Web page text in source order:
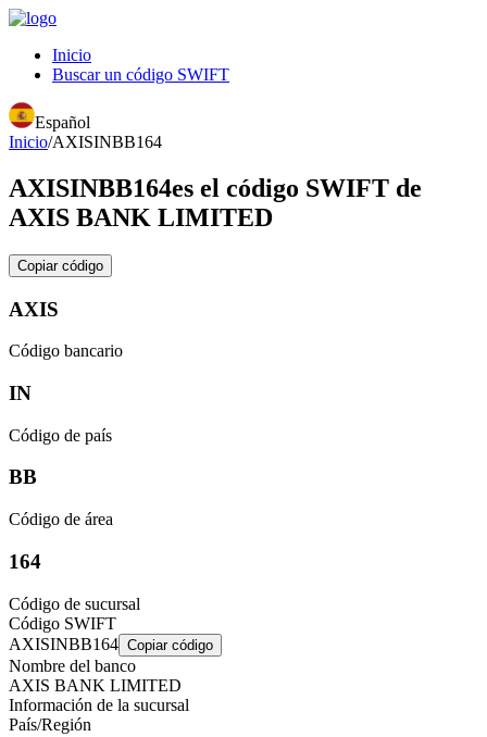
Inicio
Buscar un código SWIFT
Español
Inicio/AXISINBB164
AXISINBB164es el código SWIFT de
AXIS BANK LIMITED
Copiar código
AXIS
Código bancario
IN
Código de país
BB
Código de área
164
Código de sucursal
Código SWIFT
AXISINBB164 Copiar código
Nombre del banco
AXIS BANK LIMITED
Información de la sucursal
País/Región